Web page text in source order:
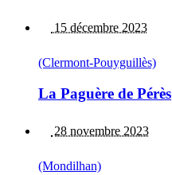
15 décembre 2023
(Clermont-Pouyguillès)
La Paguère de Pérès
28 novembre 2023
(Mondilhan)